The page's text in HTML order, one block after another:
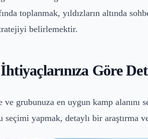
toplanmak, yıldızların altında
belirlemektir.
Göre
grubunuza en uygun kamp
seçimi yapmak, detaylı bir